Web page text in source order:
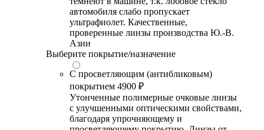
автомобиля слабо пропускает
ультрафиолет. Качественные,
проверенные линзы производства Ю.-В.
Азии
Выберите покрытие/назначение
С просветляющим (антибликовым)
покрытием 4900 ₽
Утонченные полимерные очковые линзы
с улучшенными оптическими свойствами,
благодаря упрочняющему и